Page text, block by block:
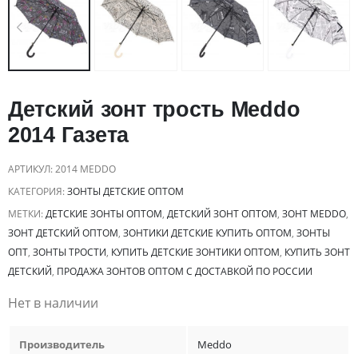
Детский зонт трость Meddo
2014 Газета
АРТИКУЛ:2014 MEDDO
КАТЕГОРИЯ:ЗОНТЫ ДЕТСКИЕ ОПТОМ
МЕТКИ:ДЕТСКИЕ ЗОНТЫ ОПТОМ, ДЕТСКИЙ ЗОНТ ОПТОМ, ЗОНТ MEDDO,
ЗОНТ ДЕТСКИЙ ОПТОМ, ЗОНТИКИ ДЕТСКИЕ КУПИТЬ ОПТОМ, ЗОНТЫ
ОПТ, ЗОНТЫ ТРОСТИ, КУПИТЬ ДЕТСКИЕ ЗОНТИКИ ОПТОМ, КУПИТЬ ЗОНТ
ДЕТСКИЙ, ПРОДАЖА ЗОНТОВ ОПТОМ С ДОСТАВКОЙ ПО РОССИИ
Нет в наличии
Производитель Meddo